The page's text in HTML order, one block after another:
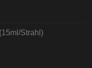
Strahl)